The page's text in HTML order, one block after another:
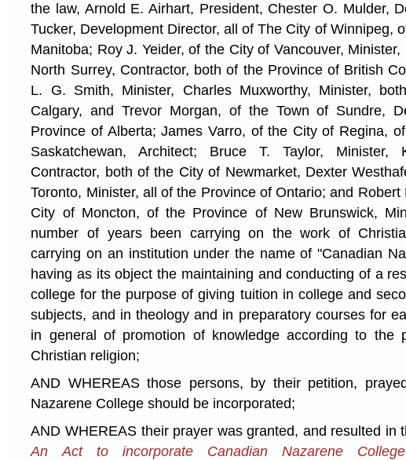
the law, Arnold E. Airhart, President, Chester O. Mulder,
Tucker, Development Director, all of The City of Winnipeg,
Manitoba; Roy J. Yeider, of the City of Vancouver,
North Surrey, Contractor, both of the Province of British
L. G. Smith, Minister, Charles Muxworthy, Minister,
Calgary, and Trevor Morgan, of the Town of Sundre,
Province of Alberta; James Varro, of the City of Regina,
Saskatchewan, Architect; Bruce T. Taylor, Minister,
Contractor, both of the City of Newmarket, Dexter
Toronto, Minister, all of the Province of Ontario; and Robert
City of Moncton, of the Province of New Brunswick,
number of years been carrying on the work of
carrying on an institution under the name of "Canadian
having as its object the maintaining and conducting of a
college for the purpose of giving tuition in college and
subjects, and in theology and in preparatory courses for
in general of promotion of knowledge according to the
Christian religion;
AND WHEREAS those persons, by their petition,
Nazarene College should be incorporated;
AND WHEREAS their prayer was granted, and resulted in
An Act to incorporate Canadian Nazarene College